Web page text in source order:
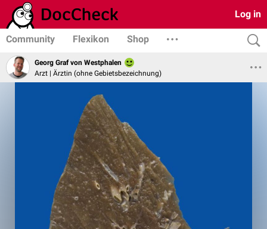
Log in
Community Flexikon Shop
Georg Graf von Westphalen
Arzt | Ärztin (ohne Gebietsbezeichnung)